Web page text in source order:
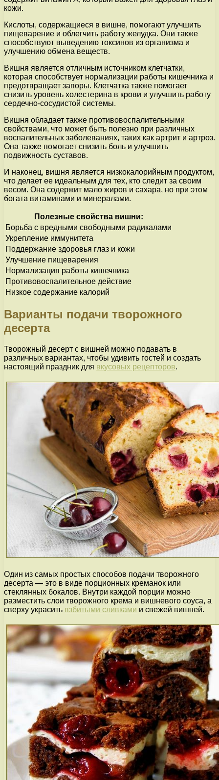
кожи.
Кислоты, содержащиеся в вишне, помогают улучшить
пищеварение и облегчить работу желудка. Они также
способствуют выведению токсинов из организма и
улучшению обмена веществ.
Вишня является отличным источником клетчатки,
которая способствует нормализации работы кишечника и
предотвращает запоры. Клетчатка также помогает
снизить уровень холестерина в крови и улучшить работу
сердечно-сосудистой системы.
Вишня обладает также противовоспалительными
свойствами, что может быть полезно при различных
воспалительных заболеваниях, таких как артрит и артроз.
Она также помогает снизить боль и улучшить
подвижность суставов.
И наконец, вишня является низкокалорийным продуктом,
что делает ее идеальным для тех, кто следит за своим
весом. Она содержит мало жиров и сахара, но при этом
богата витаминами и минералами.
Полезные свойства вишни:
Борьба с вредными свободными радикалами
Укрепление иммунитета
Поддержание здоровья глаз и кожи
Улучшение пищеварения
Нормализация работы кишечника
Противовоспалительное действие
Низкое содержание калорий
Варианты подачи творожного
десерта
Творожный десерт с вишней можно подавать в
различных вариантах, чтобы удивить гостей и создать
настоящий праздник для вкусовых рецепторов.
Один из самых простых способов подачи творожного
десерта — это в виде порционных креманок или
стеклянных бокалов. Внутри каждой порции можно
разместить слои творожного крема и вишневого соуса, а
сверху украсить взбитыми сливками и свежей вишней.